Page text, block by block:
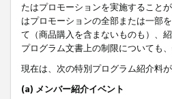
たはプロモーションを実施すること
はプロモーションの全部または一部
て（商品購入を含まないものも）、
プログラム文書上の制限についても
現在は、次の特別プログラム紹介料が
(a) メンバー紹介イベント